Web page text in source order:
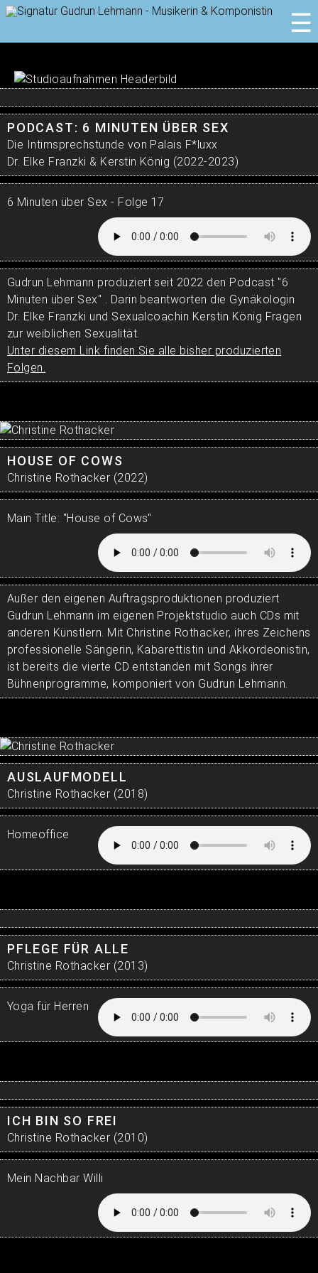
PODCAST: 6 MINUTEN ÜBER SEX
Die Intimsprechstunde von Palais F*luxx
Dr. Elke Franzki & Kerstin König (2022-2023)
6 Minuten über Sex - Folge 17
Gudrun Lehmann produziert seit 2022 den Podcast "6
Minuten über Sex" . Darin beantworten die Gynäkologin
Dr. Elke Franzki und Sexualcoachin Kerstin König Fragen
zur weiblichen Sexualität.
Unter diesem Link finden Sie alle bisher produzierten
Folgen.
HOUSE OF COWS
Christine Rothacker (2022)
Main Title: "House of Cows"
Außer den eigenen Auftragsproduktionen produziert
Gudrun Lehmann im eigenen Projektstudio auch CDs mit
anderen Künstlern. Mit Christine Rothacker, ihres Zeichens
professionelle Sängerin, Kabarettistin und Akkordeonistin,
ist bereits die vierte CD entstanden mit Songs ihrer
Bühnenprogramme, komponiert von Gudrun Lehmann.
AUSLAUFMODELL
Christine Rothacker (2018)
Homeoffice
PFLEGE FÜR ALLE
Christine Rothacker (2013)
Yoga für Herren
ICH BIN SO FREI
Christine Rothacker (2010)
Mein Nachbar Willi